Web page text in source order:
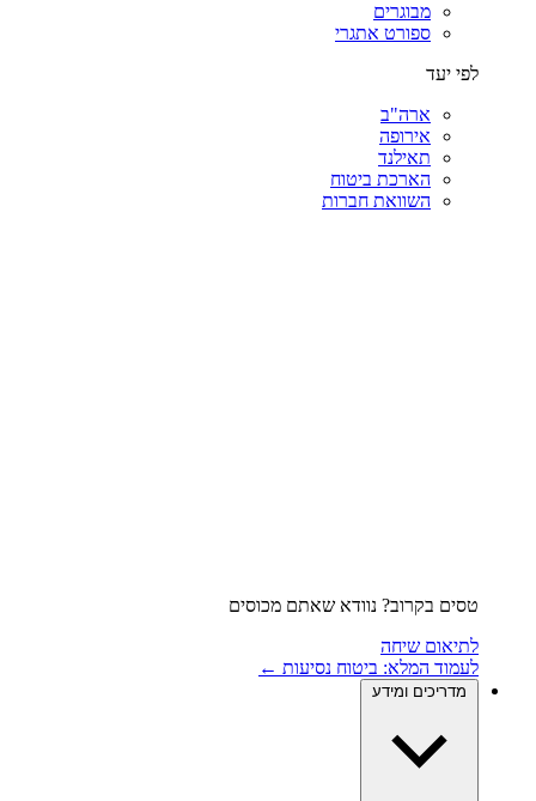
מבוגרים
ספורט אתגרי
לפי יעד
ארה"ב
אירופה
תאילנד
הארכת ביטוח
השוואת חברות
טסים בקרוב? נוודא שאתם מכוסים
לתיאום שיחה
לעמוד המלא: ביטוח נסיעות ←
מדריכים ומידע